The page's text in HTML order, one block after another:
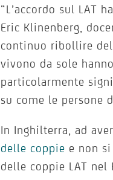
“L’accordo sul LAT
Eric Klinenberg,
continuo ribollire
vivono da sole
particolarmente
su come le persone
In Inghilterra, ad
delle coppie e non
delle coppie LAT